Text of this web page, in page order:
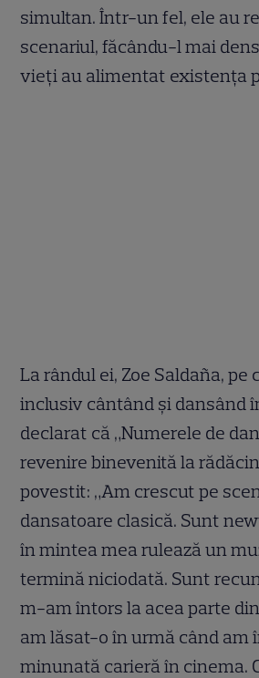
simultan. Într-un fel, ele au
scenariul, făcându-l mai
vieți au alimentat existența
La rândul ei, Zoe Saldaña, pe
inclusiv cântând și dansând
declarat că „Numerele de
revenire binevenită la
povestit: „Am crescut pe
dansatoare clasică. Sunt
în mintea mea rulează un
termină niciodată. Sunt
m-am întors la acea parte
am lăsat-o în urmă când am
minunată carieră în cinema.